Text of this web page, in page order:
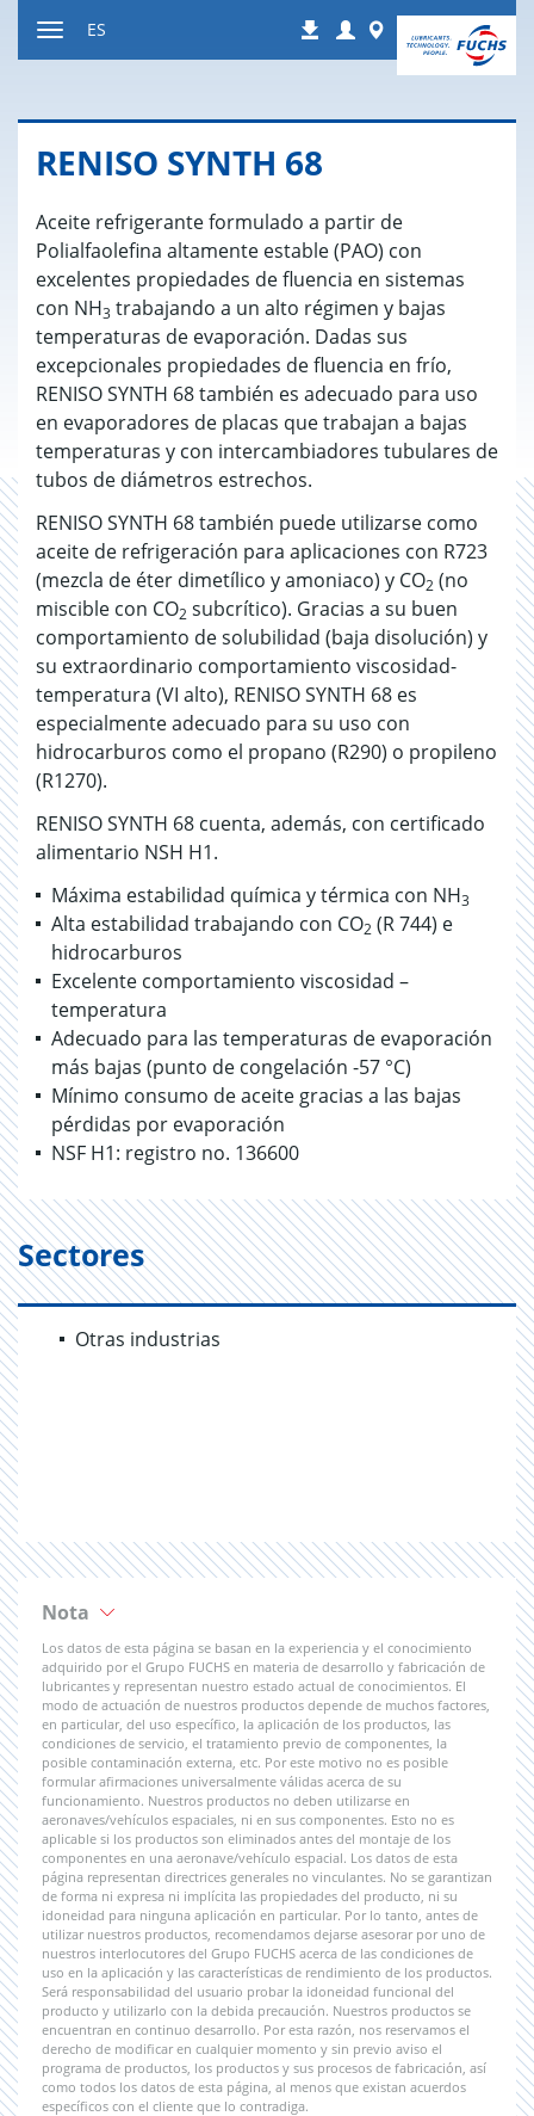
navegación
Descargas
Login Worldwide
ES
RE­NI­SO SYNTH 68
Aceite refrigerante formulado a partir de
Polialfaolefina altamente estable (PAO) con
excelentes propiedades de fluencia en sistemas
con NH3 trabajando a un alto régimen y bajas
temperaturas de evaporación. Dadas sus
excepcionales propiedades de fluencia en frío,
RENISO SYNTH 68 también es adecuado para uso
en evaporadores de placas que trabajan a bajas
temperaturas y con intercambiadores tubulares de
tubos de diámetros estrechos.
RENISO SYNTH 68 también puede utilizarse como
aceite de refrigeración para aplicaciones con R723
(mezcla de éter dimetílico y amoniaco) y CO2 (no
miscible con CO2 subcrítico). Gracias a su buen
comportamiento de solubilidad (baja disolución) y
su extraordinario comportamiento viscosidad-
temperatura (VI alto), RENISO SYNTH 68 es
especialmente adecuado para su uso con
hidrocarburos como el propano (R290) o propileno
(R1270).
RENISO SYNTH 68 cuenta, además, con certificado
alimentario NSH H1.
Máxima estabilidad química y térmica con NH3
Alta estabilidad trabajando con CO2 (R 744) e
hidrocarburos
Excelente comportamiento viscosidad –
temperatura
Adecuado para las temperaturas de evaporación
más bajas (punto de congelación -57 °C)
Mínimo consumo de aceite gracias a las bajas
pérdidas por evaporación
NSF H1: registro no. 136600
Sectores
Otras industrias
Nota
Los datos de esta página se basan en la experiencia y el conocimiento
adquirido por el Grupo FUCHS en materia de desarrollo y fabricación de
lubricantes y representan nuestro estado actual de conocimientos. El
modo de actuación de nuestros productos depende de muchos factores,
en particular, del uso específico, la aplicación de los productos, las
condiciones de servicio, el tratamiento previo de componentes, la
posible contaminación externa, etc. Por este motivo no es posible
formular afirmaciones universalmente válidas acerca de su
funcionamiento. Nuestros productos no deben utilizarse en
aeronaves/vehículos espaciales, ni en sus componentes. Esto no es
aplicable si los productos son eliminados antes del montaje de los
componentes en una aeronave/vehículo espacial. Los datos de esta
página representan directrices generales no vinculantes. No se garantizan
de forma ni expresa ni implícita las propiedades del producto, ni su
idoneidad para ninguna aplicación en particular. Por lo tanto, antes de
utilizar nuestros productos, recomendamos dejarse asesorar por uno de
nuestros interlocutores del Grupo FUCHS acerca de las condiciones de
uso en la aplicación y las características de rendimiento de los productos.
Será responsabilidad del usuario probar la idoneidad funcional del
producto y utilizarlo con la debida precaución. Nuestros productos se
encuentran en continuo desarrollo. Por esta razón, nos reservamos el
derecho de modificar en cualquier momento y sin previo aviso el
programa de productos, los productos y sus procesos de fabricación, así
como todos los datos de esta página, al menos que existan acuerdos
específicos con el cliente que lo contradiga.